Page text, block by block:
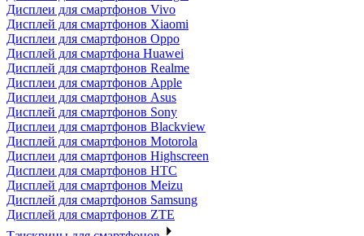
Дисплеи для смартфонов Vivo
Дисплей для смартфонов Xiaomi
Дисплеи для смартфонов Oppo
Дисплей для смартфона Huawei
Дисплей для смартфонов Realme
Дисплеи для смартфонов Apple
Дисплеи для смартфонов Asus
Дисплей для смартфонов Sony
Дисплеи для смартфонов Blackview
Дисплей для смартфонов Motorola
Дисплеи для смартфонов Highscreen
Дисплеи для смартфонов HTC
Дисплей для смартфонов Meizu
Дисплей для смартфонов Samsung
Дисплей для смартфонов ZTE